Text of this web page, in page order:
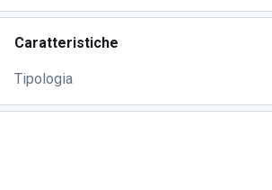
Caratteristiche
Tipologia